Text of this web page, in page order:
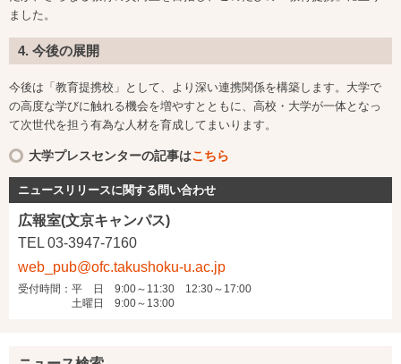
ました。
4. 今後の展開
今後は「教育提携校」として、より深い連携関係を構築します。大学で
の高度な学びに触れる機会を増やすとともに、高校・大学が一体となっ
て次世代を担う有為な人材を育成してまいります。
大学プレスセンターの記事はこちら
ニュースリリースに関する問い合わせ
広報室(文京キャンパス)
TEL 03-3947-7160
web_pub@ofc.takushoku-u.ac.jp
受付時間：平 日 9:00～11:30 12:30～17:00
土曜日 9:00～13:00